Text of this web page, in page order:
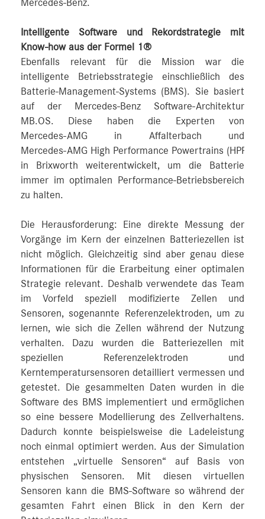
Mercedes‑Benz.
Intelligente Software und Rekordstrategie mit
Know-how aus der Formel 1®
Ebenfalls relevant für die Mission war die
intelligente Betriebsstrategie einschließlich des
Batterie-Management-Systems (BMS). Sie basiert
auf der Mercedes‑Benz Software-Architektur
MB.OS. Diese haben die Experten von
Mercedes‑AMG in Affalterbach und
Mercedes‑AMG High Performance Powertrains (HPP)
in Brixworth weiterentwickelt, um die Batterie
immer im optimalen Performance-Betriebsbereich
zu halten.
Die Herausforderung: Eine direkte Messung der
Vorgänge im Kern der einzelnen Batteriezellen ist
nicht möglich. Gleichzeitig sind aber genau diese
Informationen für die Erarbeitung einer optimalen
Strategie relevant. Deshalb verwendete das Team
im Vorfeld speziell modifizierte Zellen und
Sensoren, sogenannte Referenzelektroden, um zu
lernen, wie sich die Zellen während der Nutzung
verhalten. Dazu wurden die Batteriezellen mit
speziellen Referenzelektroden und
Kerntemperatursensoren detailliert vermessen und
getestet. Die gesammelten Daten wurden in die
Software des BMS implementiert und ermöglichen
so eine bessere Modellierung des Zellverhaltens.
Dadurch konnte beispielsweise die Ladeleistung
noch einmal optimiert werden. Aus der Simulation
entstehen „virtuelle Sensoren“ auf Basis von
physischen Sensoren. Mit diesen virtuellen
Sensoren kann die BMS-Software so während der
gesamten Fahrt einen Blick in den Kern der